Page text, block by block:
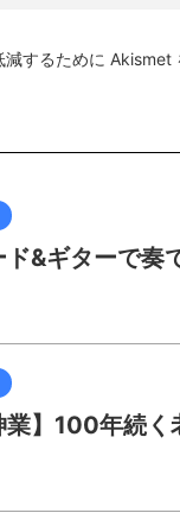
するために Akismet
ド&ギターで奏
業】100年続